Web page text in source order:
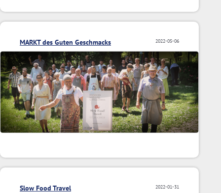
2022-05-06
MARKT des Guten Geschmacks
2022-01-31
Slow Food Travel